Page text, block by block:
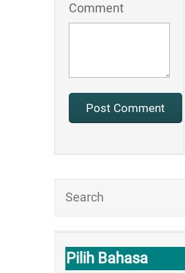
Pilih Bahasa
Comment